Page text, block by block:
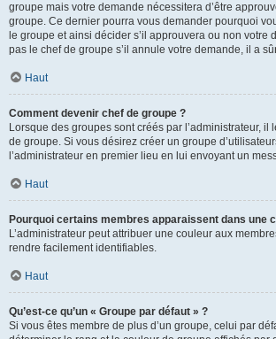
groupe mais votre demande nécessitera d’être
groupe. Ce dernier pourra vous demander pourquoi
le groupe et ainsi décider s’il approuvera ou non votre
pas le chef de groupe s’il annule votre demande, il a
Haut
Comment devenir chef de groupe ?
Lorsque des groupes sont créés par l’administrateur, il
de groupe. Si vous désirez créer un groupe
l’administrateur en premier lieu en lui envoyant un
Haut
Pourquoi certains membres apparaissent dans une
L’administrateur peut attribuer une couleur aux
rendre facilement identifiables.
Haut
Qu’est-ce qu’un « Groupe par défaut » ?
Si vous êtes membre de plus d’un groupe, celui par